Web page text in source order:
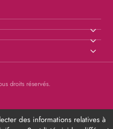
droits réservés.
des informations relatives à